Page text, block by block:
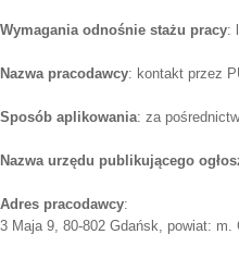
Wymagania odnośnie stażu pracy:
Nazwa pracodawcy: kontakt przez
Sposób aplikowania: za
Nazwa urzędu publikującego
Adres pracodawcy:
3 Maja 9, 80-802 Gdańsk, powiat: m.